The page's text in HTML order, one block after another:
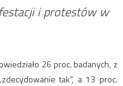
i protestów w
26 proc. badanych, z
tak”, a 13 proc.